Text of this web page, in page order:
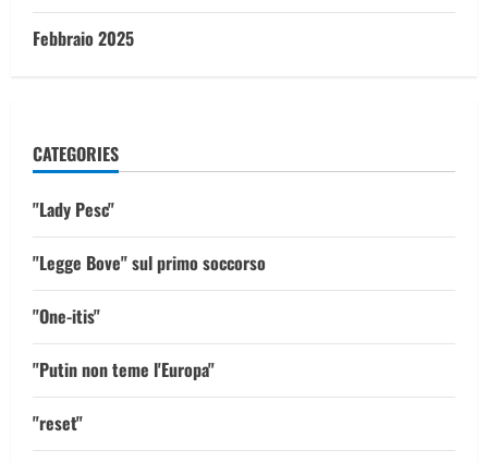
Febbraio 2025
CATEGORIES
"Lady Pesc"
"Legge Bove" sul primo soccorso
"One-itis"
"Putin non teme l'Europa"
"reset"